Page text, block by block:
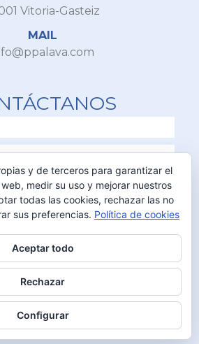
Vitoria-Gasteiz
MAIL
ENVIAR
y de terceros para garantizar el
medir su uso y mejorar nuestros
todas las cookies, rechazar las no
sus preferencias. Política de cookies
Aceptar todo
Rechazar
Configurar